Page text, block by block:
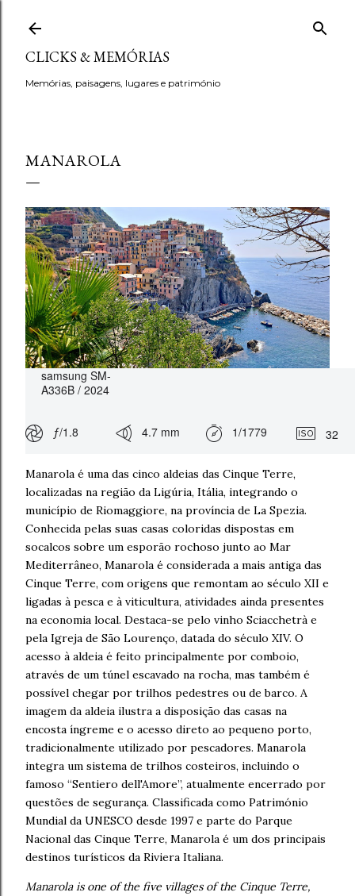
Avançar para o conteúdo principal
CLICKS & MEMÓRIAS
Memórias, paisagens, lugares e património
MANAROLA
samsung SM-
A336B / 2024
ƒ/1.8 4.7 mm 1/1779 32
Manarola é uma das cinco aldeias das Cinque Terre,
localizadas na região da Ligúria, Itália, integrando o
município de Riomaggiore, na província de La Spezia.
Conhecida pelas suas casas coloridas dispostas em
socalcos sobre um esporão rochoso junto ao Mar
Mediterrâneo, Manarola é considerada a mais antiga das
Cinque Terre, com origens que remontam ao século XII e
ligadas à pesca e à viticultura, atividades ainda presentes
na economia local. Destaca-se pelo vinho Sciacchetrà e
pela Igreja de São Lourenço, datada do século XIV. O
acesso à aldeia é feito principalmente por comboio,
através de um túnel escavado na rocha, mas também é
possível chegar por trilhos pedestres ou de barco. A
imagem da aldeia ilustra a disposição das casas na
encosta íngreme e o acesso direto ao pequeno porto,
tradicionalmente utilizado por pescadores. Manarola
integra um sistema de trilhos costeiros, incluindo o
famoso “Sentiero dell'Amore”, atualmente encerrado por
questões de segurança. Classificada como Património
Mundial da UNESCO desde 1997 e parte do Parque
Nacional das Cinque Terre, Manarola é um dos principais
destinos turísticos da Riviera Italiana.
Manarola is one of the five villages of the Cinque Terre,